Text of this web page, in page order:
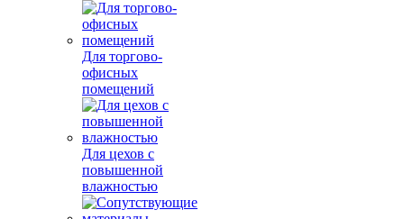
Для торгово-
офисных
помещений
Для цехов с
повышенной
влажностью